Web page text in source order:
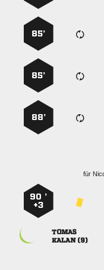
85’
85’
88’
für
90 ’
+3

 